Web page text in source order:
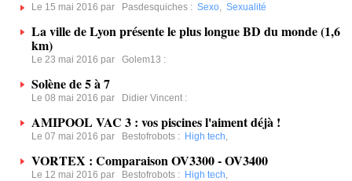
Le 15 mai 2016 par Pasdesquiches : Sexo, Sexualité
La ville de Lyon présente le plus longue BD du monde (1,6
km)
Le 23 mai 2016 par Golem13 :
Solène de 5 à 7
Le 08 mai 2016 par Didier Vincent :
AMIPOOL VAC 3 : vos piscines l'aiment déjà !
Le 07 mai 2016 par Bestofrobots : High tech,
VORTEX : Comparaison OV3300 - OV3400
Le 12 mai 2016 par Bestofrobots : High tech,